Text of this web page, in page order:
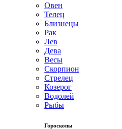
Овен
Телец
Близнецы
Рак
Лев
Дева
Весы
Скорпион
Стрелец
Козерог
Водолей
Рыбы
Гороскопы